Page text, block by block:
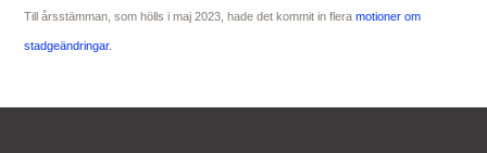
Till årsstämman, som hölls i maj 2023, hade det kommit in fleramotioner om
stadgeändringar.